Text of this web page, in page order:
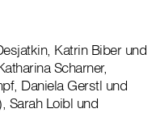
Katrin Biber und
Scharner,
Daniela Gerstl und
Sarah Loibl und